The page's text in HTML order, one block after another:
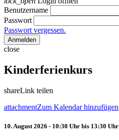
Benutzername
Passwort
Passwort vergessen.
Anmelden
close
Kinderferienkurs
shareLink teilen
attachmentZum Kalendar hinzufügen
10. August 2026 - 10:30 Uhr bis 13:30 Uhr